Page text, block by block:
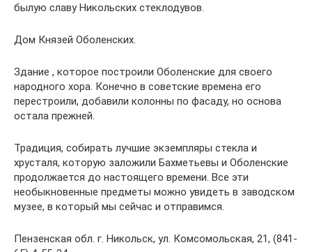
былую славу Никольских стеклодувов.
Дом Князей Оболенских.
Здание , которое построили Оболенские для своего
народного хора. Конечно в советские времена его
перестроили, добавили колонны по фасаду, но основа
остала прежней.
Традиция, собирать лучшие экземпляры стекла и
хрусталя, которую заложили Бахметьевы и Оболенские
продолжается до настоящего времени. Все эти
необыкновенные предметы можно увидеть в заводском
музее, в который мы сейчас и отправимся.
Пензенская обл. г. Никольск, ул. Комсомольская, 21, (841-